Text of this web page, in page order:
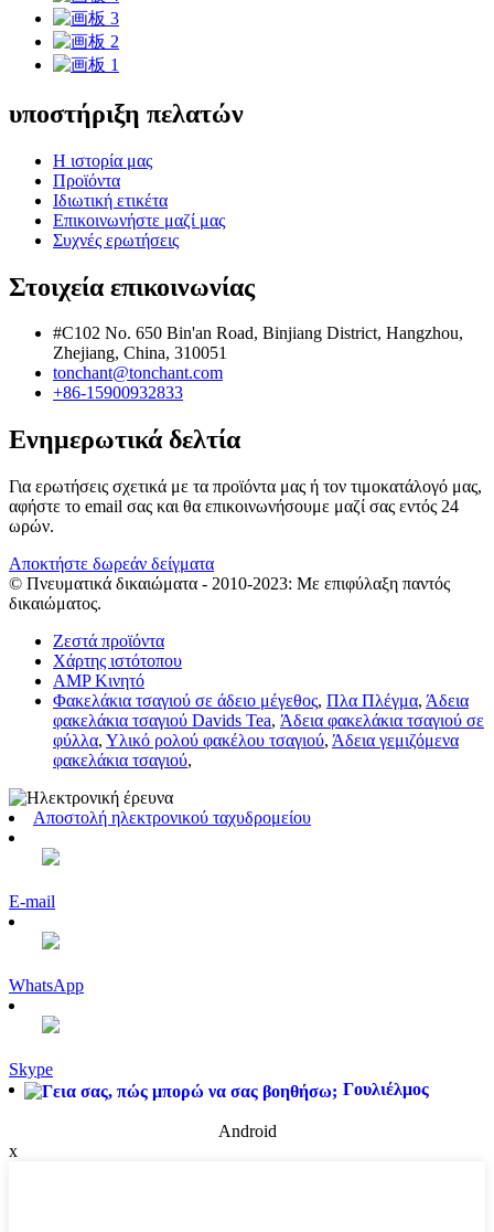
υποστήριξη πελατών
Η ιστορία μας
Προϊόντα
Ιδιωτική ετικέτα
Επικοινωνήστε μαζί μας
Συχνές ερωτήσεις
Στοιχεία επικοινωνίας
#C102 No. 650 Bin'an Road, Binjiang District, Hangzhou,
Zhejiang, China, 310051
tonchant@tonchant.com
+86-15900932833
Ενημερωτικά δελτία
Για ερωτήσεις σχετικά με τα προϊόντα μας ή τον τιμοκατάλογό μας,
αφήστε το email σας και θα επικοινωνήσουμε μαζί σας εντός 24
ωρών.
Αποκτήστε δωρεάν δείγματα
© Πνευματικά δικαιώματα - 2010-2023: Με επιφύλαξη παντός
δικαιώματος.
Ζεστά προϊόντα
Χάρτης ιστότοπου
AMP Κινητό
Φακελάκια τσαγιού σε άδειο μέγεθος, Πλα Πλέγμα, Άδεια
φακελάκια τσαγιού Davids Tea, Άδεια φακελάκια τσαγιού σε
φύλλα, Υλικό ρολού φακέλου τσαγιού, Άδεια γεμιζόμενα
φακελάκια τσαγιού,
Αποστολή ηλεκτρονικού ταχυδρομείου
E-mail
WhatsApp
Skype
Γουλιέλμος
Android
x